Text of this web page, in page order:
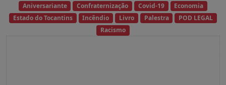
Aniversariante Confraternização Covid-19
Economia
Estado do Tocantins
Incêndio Livro Palestra
POD LEGAL
Racismo